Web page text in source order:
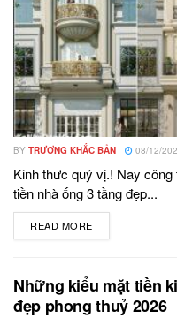
BY TRƯƠNG KHẮC BẢN 08/12/
Kinh thưc quý vị.! Nay
tiền nhà ống 3 tầng đẹp...
READ MORE
Những kiểu mặt tiền
đẹp phong thuỷ 2026